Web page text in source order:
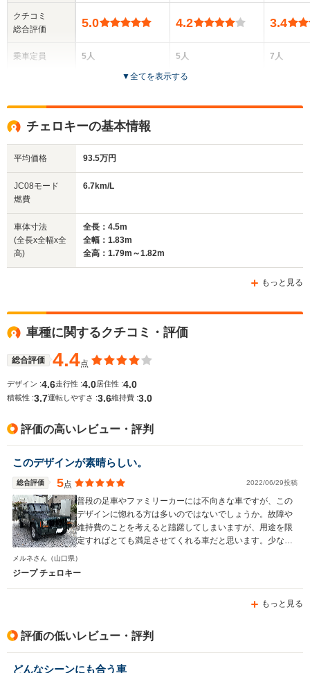
クチコミ
総合評価
乗車定員
サイズ
(全長x全幅x全高)
WLTCモード
燃費
5.0
5人
全高
1.64m～1.67m
1.81m
7.8km/L
12.5km/L
14.6km/L
4.2
5人
5ドア
3.4
7人
▼全てを表示する
チェロキーの基本情報
平均価格 93.5万円
JC08モード
燃費
6.7km/L
車体寸法
(全長x全幅x全
高)
全長：4.5m
全幅：1.83m
全高：1.79m～1.82m
もっと見る
車種に関するクチコミ・評価
総合評価 4.4点
デザイン :4.6走行性 :4.0居住性 :4.0
積載性 :3.7運転しやすさ :3.6維持費 :3.0
評価の高いレビュー・評判
このデザインが素晴らしい。
総合評価 5点 2022/06/29投稿
普段の足車やファミリーカーには不向きな車ですが、この
デザインに惚れる方は多いのではないでしょうか。故障や
維持費のことを考えると躊躇してしまいますが、用途を限
定すればとても満足させてくれる車だと思います。少なく
メルネさん （山口県）
ジープ チェロキー
もっと見る
評価の低いレビュー・評判
どんなシーンにも合う車